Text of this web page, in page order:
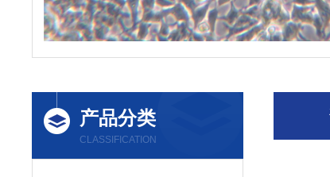
产品分类
CLASSIFICATION